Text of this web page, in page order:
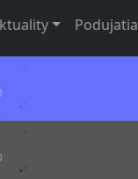
Podujatia